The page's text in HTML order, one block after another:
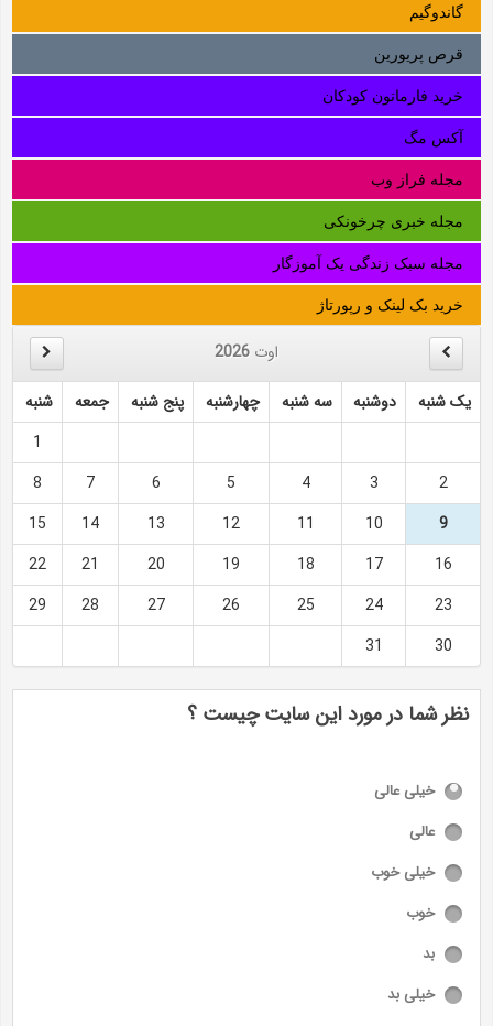
گاندوگیم
قرص پریورین
خرید فارماتون کودکان
آکس مگ
مجله فراز وب
مجله خبری چرخونکی
مجله سبک زندگی یک آموزگار
خرید بک لینک و رپورتاژ
اوت 2026
یک شنبه دوشنبه سه شنبه چهارشنبه پنج شنبه جمعه
شنبه
1
2
3
4
5
6
7
8
9
10
11
12
13
14
15
16
17
18
19
20
21
22
23
24
25
26
27
28
29
30
31
نظر شما در مورد این سایت چیست ؟
خیلی عالی
عالی
خیلی خوب
خوب
بد
خیلی بد